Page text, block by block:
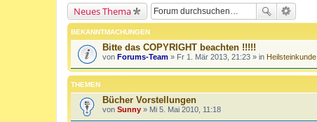
Neues Thema
BEKANNTMACHUNGEN
Bitte das COPYRIGHT beachten !!!!!
von Forums-Team » Fr 1. Mär 2013, 21:23 » in Heilsteinkunde
THEMEN
Bücher Vorstellungen
von Sunny » Mi 5. Mai 2010, 11:18